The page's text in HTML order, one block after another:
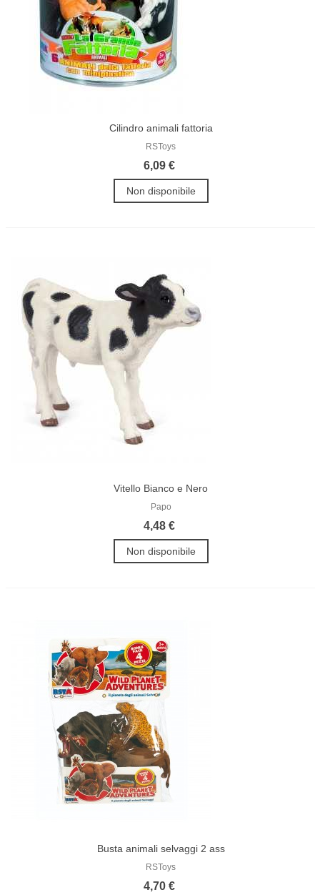
Cilindro animali fattoria
RSToys
6,09 €
Non disponibile
Vitello Bianco e Nero
Papo
4,48 €
Non disponibile
Busta animali selvaggi 2 ass
RSToys
4,70 €